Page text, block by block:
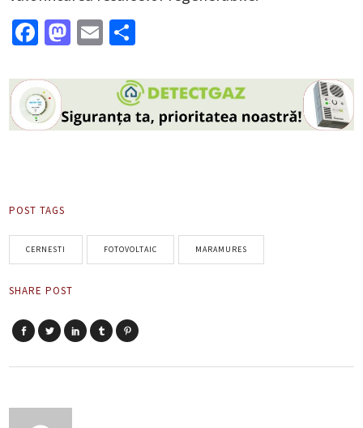
Facebook
Mastodon
Email
POST TAGS
CERNESTI FOTOVOLTAIC MARAMURES
SHARE POST